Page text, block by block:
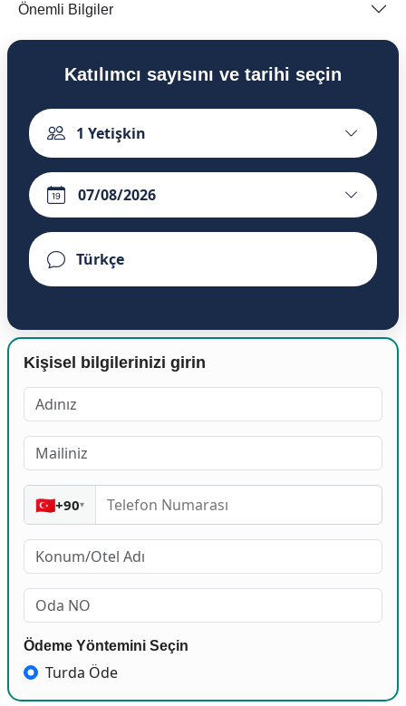
Önemli Bilgiler
Katılımcı sayısını ve tarihi seçin
1 Yetişkin
Kişisel bilgilerinizi girin
🇹🇷+90▾
Ödeme Yöntemini Seçin
Turda Öde